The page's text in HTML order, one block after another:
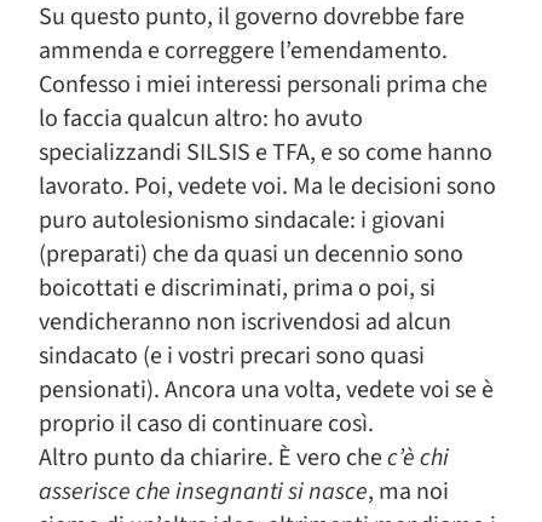
Su questo punto, il governo dovrebbe fare
ammenda e correggere l’emendamento.
Confesso i miei interessi personali prima che
lo faccia qualcun altro: ho avuto
specializzandi SILSIS e TFA, e so come hanno
lavorato. Poi, vedete voi. Ma le decisioni sono
puro autolesionismo sindacale: i giovani
(preparati) che da quasi un decennio sono
boicottati e discriminati, prima o poi, si
vendicheranno non iscrivendosi ad alcun
sindacato (e i vostri precari sono quasi
pensionati). Ancora una volta, vedete voi se è
proprio il caso di continuare così.
Altro punto da chiarire. È vero chec’è chi
asserisce che insegnanti si nasce, ma noi